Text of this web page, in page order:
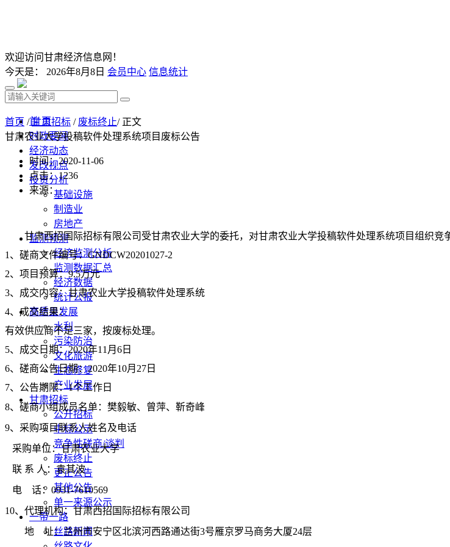
欢迎访问甘肃经济信息网！
今天是： 2026年8月8日 会员中心 信息统计
首 页
时政要闻
经济动态
发改视点
投资分析
基础设施
制造业
房地产
监测预测
经济监测分析
监测数据汇总
经济数据
统计公报
高质量发展
水利
污染防治
文化旅游
生态修复
产业发展
甘肃招标
公开招标
中标公示
竞争性磋商/谈判
废标终止
更正公告
其他公告
单一来源公示
一带一路
丝路新闻
首页 /甘肃招标 / 废标终止/ 正文
甘肃农业大学投稿软件处理系统项目废标公告
时间：2020-11-06
点击：1236
来源：
甘肃西招国际招标有限公司受甘肃农业大学的委托，对甘肃农业大学投稿软件处理系统项目组织竞
1、 磋商文件编号：GNDCW20201027-2
2、 项目预算：9.5万元
3、成交内容：甘肃农业大学投稿软件处理系统
4、成交结果：
有效供应商不足三家，按废标处理。
5、成交日期：2020年11 月 6 日
6、 磋商公告日期：2020年10月 27 日
7、公告期限：1个工作日
8、 磋商小组成员名单： 樊毅敏、曾萍、靳奇峰
9、采购项目联系人姓名及电话
采购单位：甘肃农业大学
联 系 人：袁其波
电
话： 0931-7610569
10、代理机构：甘肃西招国际招标有限公司
地
址：兰州市安宁区北滨河西路通达街3号雁京罗马商务大厦24层